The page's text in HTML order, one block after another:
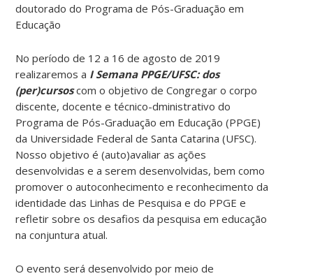
doutorado do Programa de Pós-Graduação em
Educação
No período de 12 a 16 de agosto de 2019
realizaremos a I Semana PPGE/UFSC: dos
(per)cursoscom o objetivo de Congregar o corpo
discente, docente e técnico-dministrativo do
Programa de Pós-Graduação em Educação (PPGE)
da Universidade Federal de Santa Catarina (UFSC).
Nosso objetivo é (auto)avaliar as ações
desenvolvidas e a serem desenvolvidas, bem como
promover o autoconhecimento e reconhecimento da
identidade das Linhas de Pesquisa e do PPGE e
refletir sobre os desafios da pesquisa em educação
na conjuntura atual.
O evento será desenvolvido por meio de